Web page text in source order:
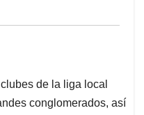
de la liga local
conglomerados, así